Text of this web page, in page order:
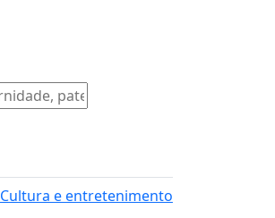
Cultura e entretenimento